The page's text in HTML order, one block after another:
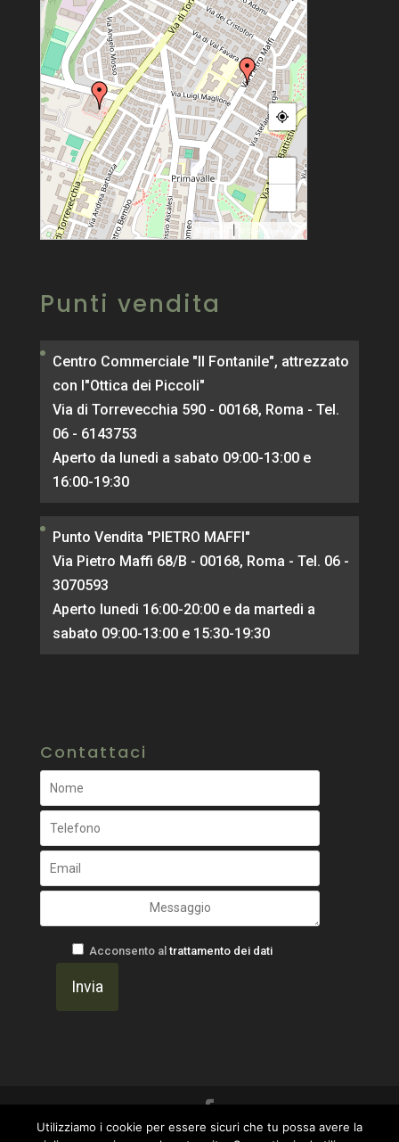
© OpenStreetMap
Punti vendita
Centro Commerciale "Il Fontanile", attrezzato
con l"Ottica dei Piccoli"
Via di Torrevecchia 590 - 00168, Roma - Tel.
06 - 6143753
Aperto da lunedi a sabato 09:00-13:00 e
16:00-19:30
Punto Vendita "PIETRO MAFFI"
Via Pietro Maffi 68/B - 00168, Roma - Tel. 06 -
3070593
Aperto lunedi 16:00-20:00 e da martedi a
sabato 09:00-13:00 e 15:30-19:30
Contattaci
Acconsento al trattamento dei dati
Utilizziamo i cookie per essere sicuri che tu possa avere la